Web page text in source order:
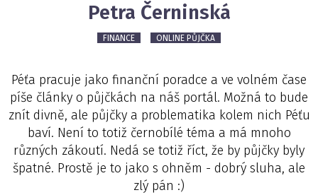
Petra Černinská
FINANCE ONLINE PŮJČKA
Péťa pracuje jako finanční poradce a ve volném čase
píše články o půjčkách na náš portál. Možná to bude
znít divně, ale půjčky a problematika kolem nich Péťu
baví. Není to totiž černobílé téma a má mnoho
různých zákoutí. Nedá se totiž říct, že by půjčky byly
špatné. Prostě je to jako s ohněm - dobrý sluha, ale
zlý pán :)